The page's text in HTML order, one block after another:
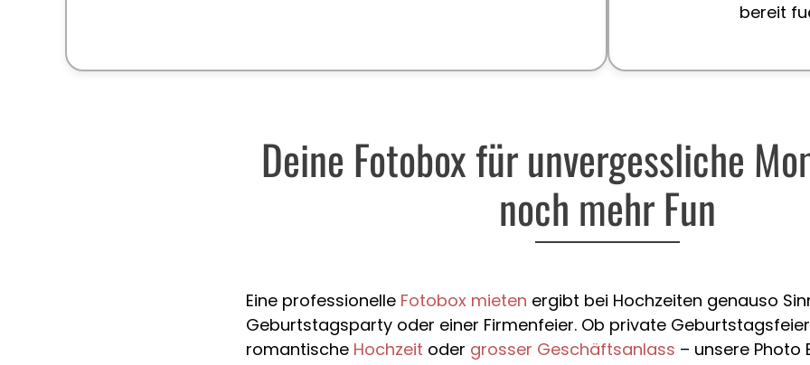
bereit
Deine Fotobox für unvergessliche
noch mehr Fun
Eine professionelle Fotobox mieten ergibt bei Hochzeiten genauso
Geburtstagsparty oder einer Firmenfeier. Ob private
romantische Hochzeit oder grosser Geschäftsanlass – unsere Photo